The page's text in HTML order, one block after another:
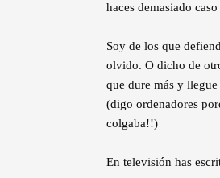
haces demasiado
Soy de los que
olvido. O dicho de
que dure más y
(digo ordenadores
colgaba!!)
En televisión has